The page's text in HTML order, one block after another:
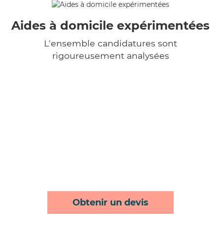
Aides à domicile expérimentées
L'ensemble candidatures sont
rigoureusement analysées
Obtenir un devis